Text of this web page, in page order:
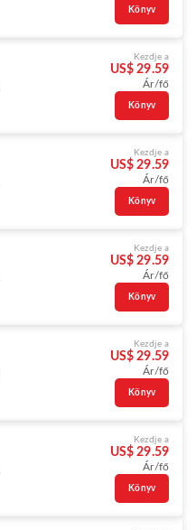
Könyv
Kezdje a
US$ 29.59
Ár/fő
Könyv
Kezdje a
US$ 29.59
Ár/fő
Könyv
Kezdje a
US$ 29.59
Ár/fő
Könyv
Kezdje a
US$ 29.59
Ár/fő
Könyv
Kezdje a
US$ 29.59
Ár/fő
Könyv